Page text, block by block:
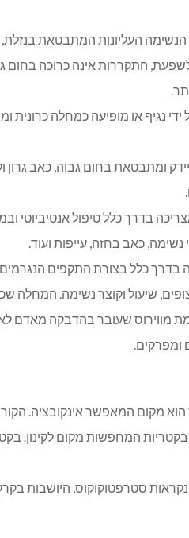
העליונות המתבטאת בנזלת,
התקררות אינה כרוכה בחום
נגיף או מופיעה כמחלה כרונית
ומתבטאת בחום גבוה, כאב גרון
בדרך כלל טיפול אנטיביוטי
כאב בחזה, עייפות ועוד.
בדרך כלל בצורת התקפים
שיעול וקוצר נשימה. המחלה
מווירוס שעובר בהדבקה מאדם
ומפרקים.
הוא מקום המאפשר אינקובציה.
בקטריות המחפשות מקום לקינון.
סטרפטוקוקוס, היושבות